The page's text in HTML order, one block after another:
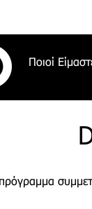
Ποιοί